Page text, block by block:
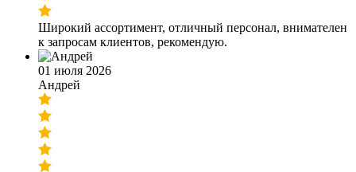
Широкий ассортимент, отличный персонал, внимателен
к запросам клиентов, рекомендую.
01 июля 2026
Андрей